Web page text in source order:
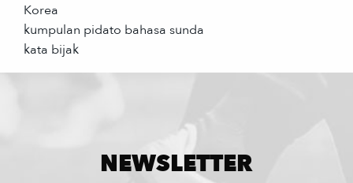
Korea
kumpulan pidato bahasa sunda
kata bijak
NEWSLETTER